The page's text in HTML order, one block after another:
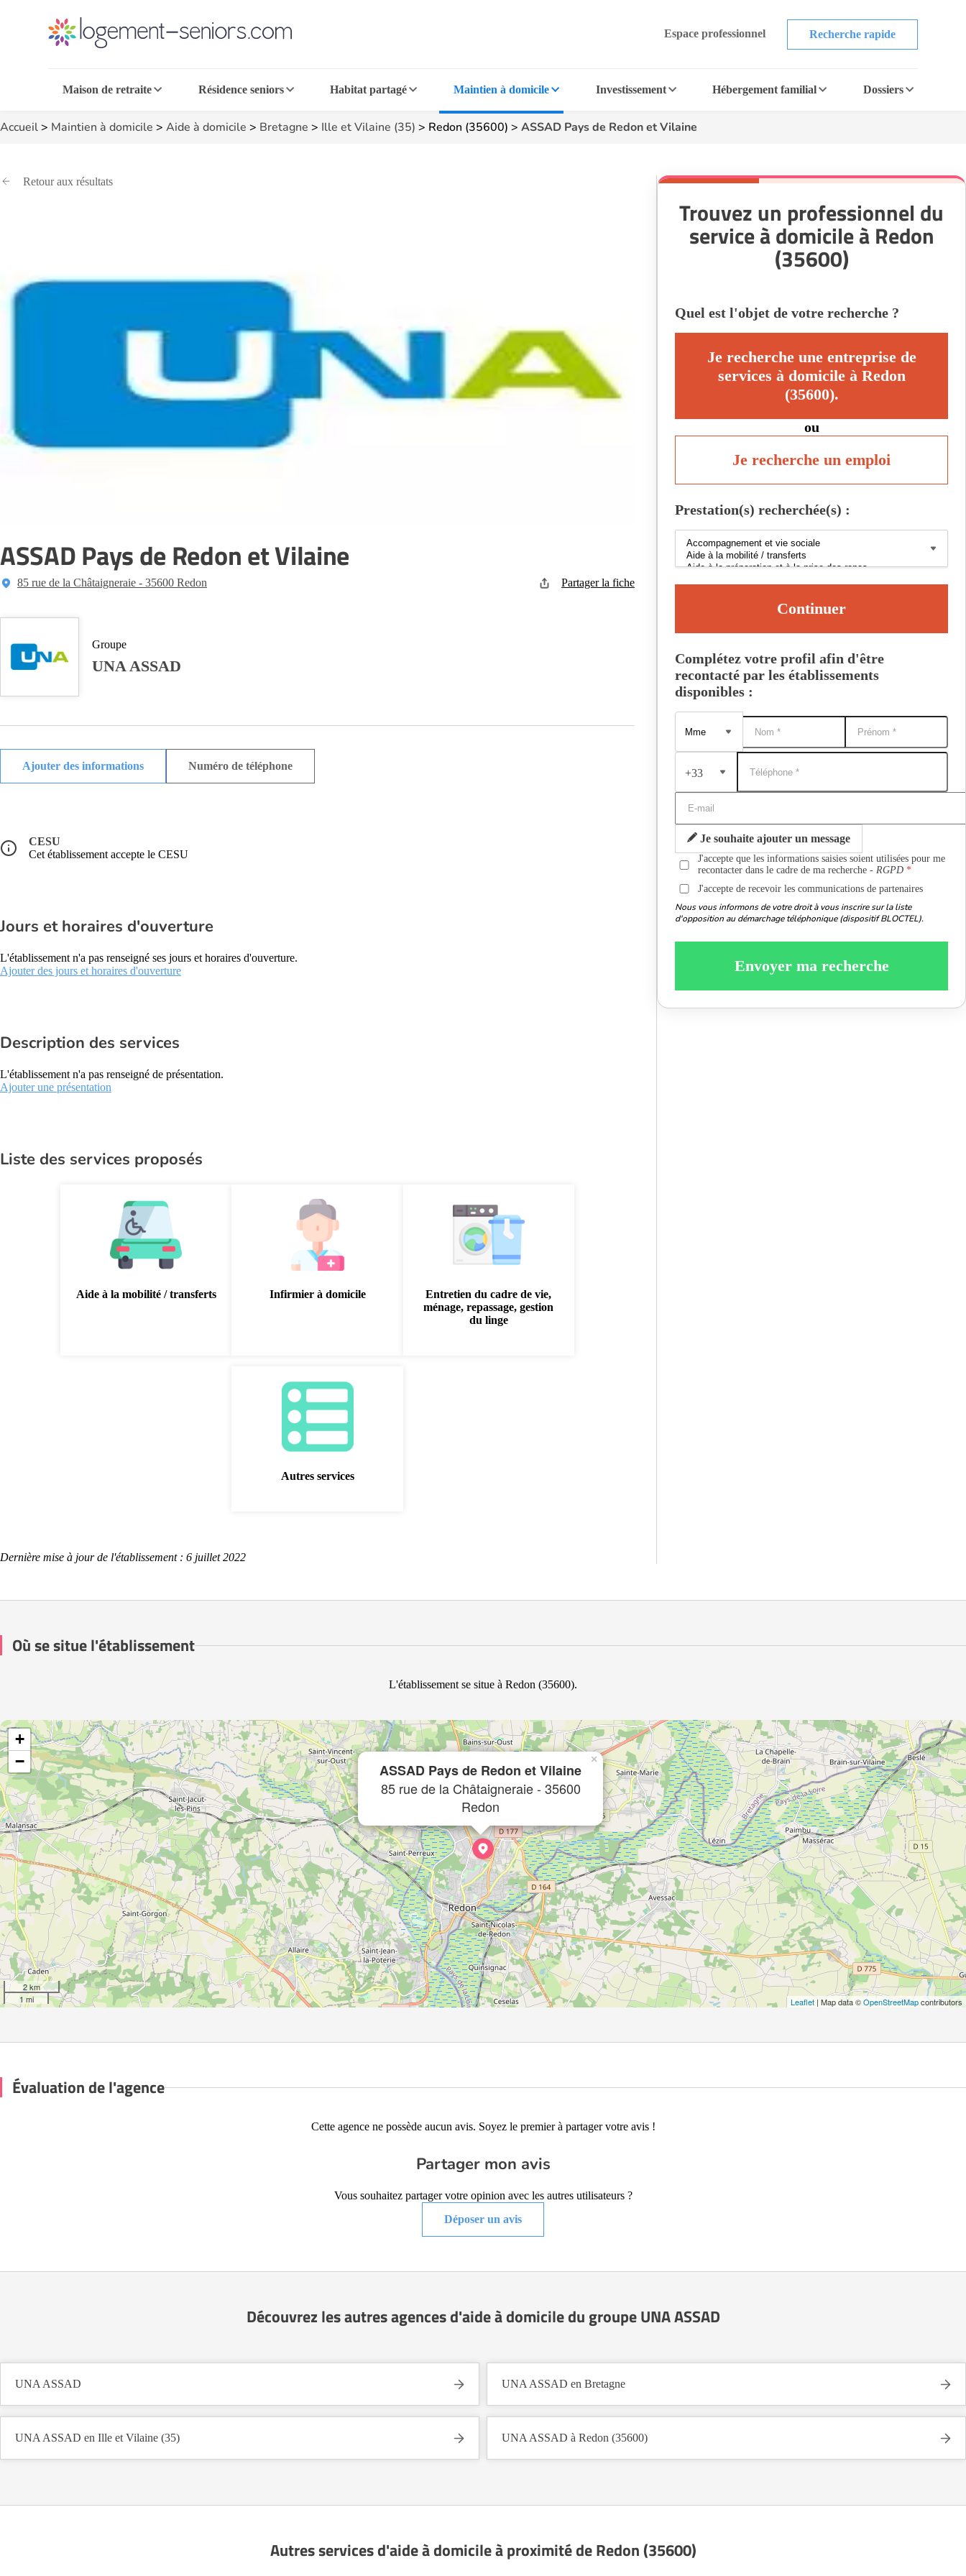
Espace professionnel Recherche rapide
Maison de retraite Résidence seniors Habitat partagé Maintien à domicile Investissement Hébergement familial Dossiers
Accueil> Maintien à domicile > Aide à domicile > Bretagne > Ille et Vilaine (35) > Redon (35600) > ASSAD Pays de Redon et Vilaine
Retour aux résultats
ASSAD Pays de Redon et Vilaine
85 rue de la Châtaigneraie - 35600 Redon Partager la fiche
Groupe
UNA ASSAD
Ajouter des informations Numéro de téléphone
CESU
Cet établissement accepte le CESU
Jours et horaires d'ouverture
L'établissement n'a pas renseigné ses jours et horaires d'ouverture.
Ajouter des jours et horaires d'ouverture
Description des services
L'établissement n'a pas renseigné de présentation.
Ajouter une présentation
Liste des services proposés
Aide à la mobilité / transferts Infirmier à domicile
Entretien du cadre de vie,
ménage, repassage, gestion
du linge
Autres services
Dernière mise à jour de l'établissement : 6 juillet 2022
Trouvez un professionnel du
service à domicile à Redon
(35600)
Quel est l'objet de votre recherche ?
Je recherche une entreprise de
services à domicile à Redon
(35600).
ou
Je recherche un emploi
Prestation(s) recherchée(s) :
Continuer
Complétez votre profil afin d'être
recontacté par les établissements
disponibles :
+33
Je souhaite ajouter un message
J'accepte que les informations saisies soient utilisées pour me
recontacter dans le cadre de ma recherche -RGPD
J'accepte de recevoir les communications de partenaires
Nous vous informons de votre droit à vous inscrire sur la liste
d'opposition au démarchage téléphonique (dispositif BLOCTEL).
Envoyer ma recherche
Où se situe l'établissement
L'établissement se situe à Redon (35600).
ASSAD Pays de Redon et Vilaine
85 rue de la Châtaigneraie - 35600
Redon
×
+
−
2 km
1 mi
Leaflet | Map data ©OpenStreetMapcontributors
Évaluation de l'agence
Cette agence ne possède aucun avis. Soyez le premier à partager votre avis !
Partager mon avis
Vous souhaitez partager votre opinion avec les autres utilisateurs ?
Déposer un avis
Découvrez les autres agences d'aide à domicile du groupe UNA ASSAD
UNA ASSAD UNA ASSAD en Bretagne
UNA ASSAD en Ille et Vilaine (35) UNA ASSAD à Redon (35600)
Autres services d'aide à domicile à proximité de Redon (35600)